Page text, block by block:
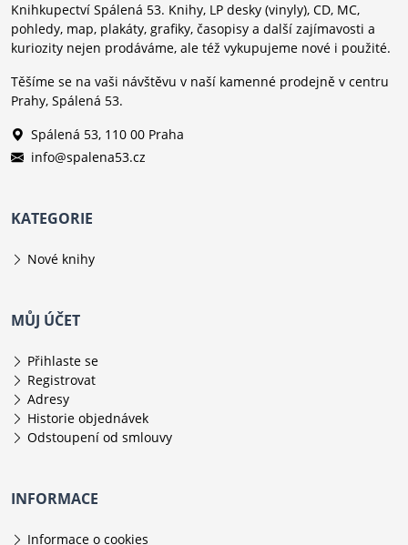
Knihkupectví Spálená 53. Knihy, LP desky (vinyly), CD, MC,
pohledy, map, plakáty, grafiky, časopisy a další zajímavosti a
kuriozity nejen prodáváme, ale též vykupujeme nové i použité.
Těšíme se na vaši návštěvu v naší kamenné prodejně v centru
Prahy, Spálená 53.
Spálená 53, 110 00 Praha
info@spalena53.cz
KATEGORIE
Nové knihy
MŮJ ÚČET
Přihlaste se
Registrovat
Adresy
Historie objednávek
Odstoupení od smlouvy
INFORMACE
Informace o cookies